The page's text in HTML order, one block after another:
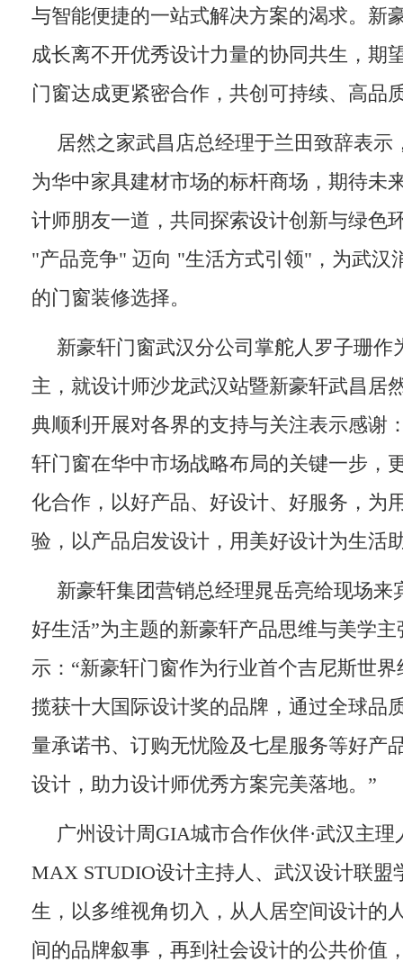
与智能便捷的一站式解决方案的渴求。新
成长离不开优秀设计力量的协同共生，期
门窗达成更紧密合作，共创可持续、高品
居然之家武昌店总经理于兰田致辞表示
为华中家具建材市场的标杆商场，期待未
计师朋友一道，共同探索设计创新与绿色
"产品竞争" 迈向 "生活方式引领"，为武汉
的门窗装修选择。
新豪轩门窗武汉分公司掌舵人罗子珊作
主，就设计师沙龙武汉站暨新豪轩武昌居
典顺利开展对各界的支持与关注表示感谢
轩门窗在华中市场战略布局的关键一步，
化合作，以好产品、好设计、好服务，为
验，以产品启发设计，用美好设计为生活
新豪轩集团营销总经理晁岳亮给现场来
好生活”为主题的新豪轩产品思维与美学
示：“新豪轩门窗作为行业首个吉尼斯世
揽获十大国际设计奖的品牌，通过全球品
量承诺书、订购无忧险及七星服务等好产
设计，助力设计师优秀方案完美落地。”
广州设计周GIA城市合作伙伴·武汉主理
MAX STUDIO设计主持人、武汉设计联盟
生，以多维视角切入，从人居空间设计的
间的品牌叙事，再到社会设计的公共价值